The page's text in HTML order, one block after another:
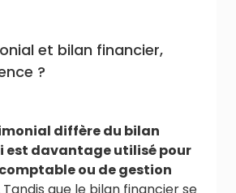
et bilan financier,
?
diffère du bilan
est davantage utilisé pour
ou de gestion